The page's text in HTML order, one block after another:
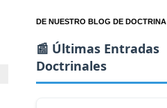
DE NUESTRO BLOG DE DOCTRINA
📰 Últimas Entradas
Doctrinales